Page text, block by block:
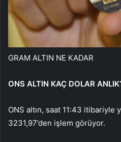
GRAM ALTIN NE KADAR
ONS ALTIN KAÇ DOLAR
ONS altın, saat 11:43 itibariyle
3231,97’den işlem görüyor.